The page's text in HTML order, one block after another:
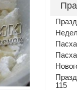
115